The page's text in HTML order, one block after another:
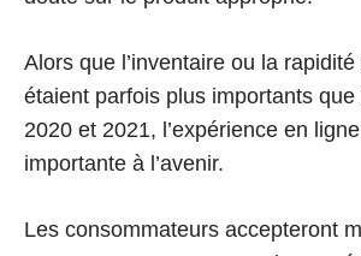
Alors que l’inventaire ou la
étaient parfois plus importants que
2020 et 2021, l’expérience en
importante à l’avenir.
Les consommateurs accepteront